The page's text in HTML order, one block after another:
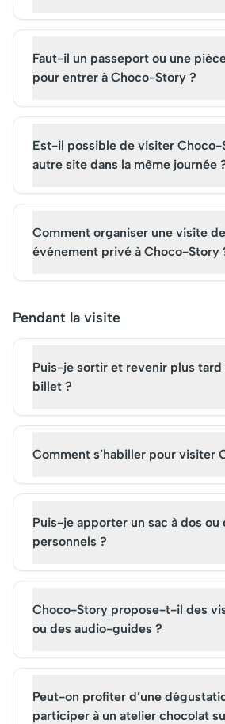
Faut-il un passeport ou une
pour entrer à Choco-Story ?
Est-il possible de visiter Choco-
autre site dans la même journée
Comment organiser une visite
événement privé à Choco-Story
Pendant la visite
Puis-je sortir et revenir plus tard
billet ?
Comment s’habiller pour visiter
Puis-je apporter un sac à dos ou
personnels ?
Choco-Story propose-t-il des
ou des audio-guides ?
Peut-on profiter d’une
participer à un atelier chocolat